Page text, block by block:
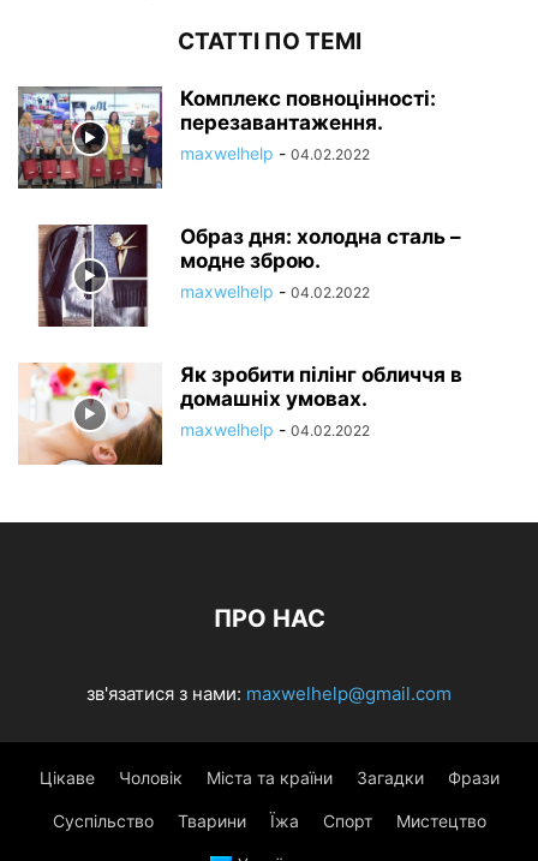
СТАТТІ ПО ТЕМІ
Комплекс повноцінності:
перезавантаження.
maxwelhelp - 04.02.2022
Образ дня: холодна сталь –
модне зброю.
maxwelhelp - 04.02.2022
Як зробити пілінг обличчя в
домашніх умовах.
maxwelhelp - 04.02.2022
ПРО НАС
зв'язатися з нами: maxwelhelp@gmail.com
Цікаве Чоловік Міста та країни Загадки Фрази
Суспільство Тварини Їжа Спорт Мистецтво